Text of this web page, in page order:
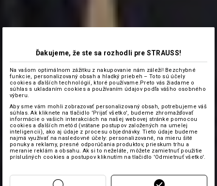
Ďakujeme, že ste sa rozhodli pre STRAUSS!
Na vašom optimálnom zážitku z nakupovanie nám záleží! Bezchybné
funkcie, personalizovaný obsah a hladký priebeh – Toto sú účely
cookies a ďalších technológií, ktoré používame.Preto vás žiadame o
súhlas s ukladaním cookies a používaním údajov podľa vášho osobného
výberu.
Aby sme vám mohli zobrazovať personalizovaný obsah, potrebujeme váš
súhlas. Ak kliknete na tlačidlo 'Prijať všetko', budeme zhromažďovať
informácie o vašich interakciách na našej webovej stránke pomocou
cookies a ďalších metód (vrátane postupov založených na umelej
inteligencii), ako aj údaje z procesu objednávky. Tieto údaje budeme
najmä využívať na nasledovné účely: personalizované, na mieru šité
ponuky a reklamy, presné odporúčania produktov, prieskum trhu a
meranie reklám a obsahu. Ak si to neželáte, môžete zamietnuť použitie
príslušných cookies a postupov kliknutím na tlačidlo 'Odmietnuť všetko'.